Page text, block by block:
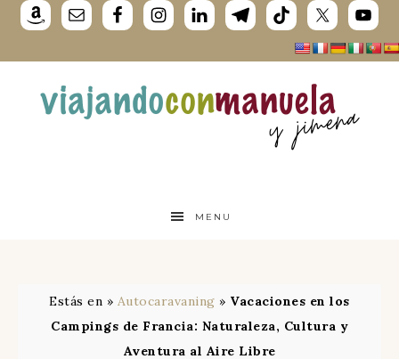
MENU
Estás en » Autocaravaning » Vacaciones en los
Campings de Francia: Naturaleza, Cultura y
Aventura al Aire Libre